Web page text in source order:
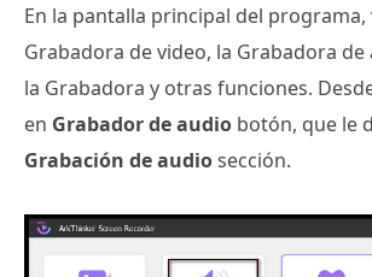
En la pantalla principal del programa,
Grabadora de video, la Grabadora de
la Grabadora y otras funciones.
en Grabador de audio botón, que le
Grabación de audiosección.